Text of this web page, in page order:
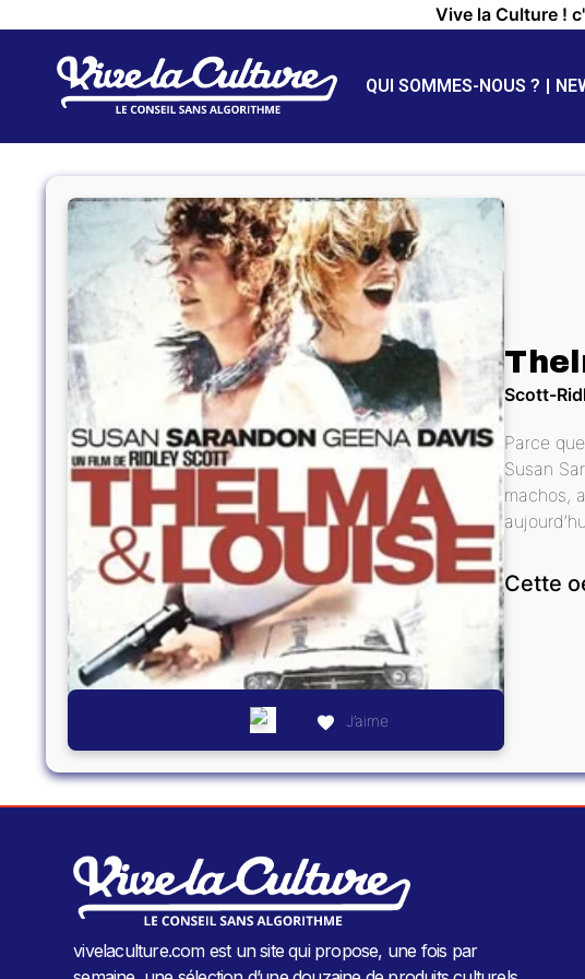
Vive la Culture !
QUI SOMMES-NOUS ?
J’aime
Scott-
Parce
Susan
machos,
Cette
vivelaculture.com est un site qui propose, une fois par